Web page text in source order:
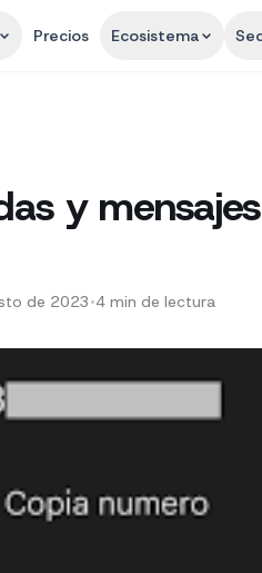
Precios Ecosistema
y
de 2023•4 min de lectura